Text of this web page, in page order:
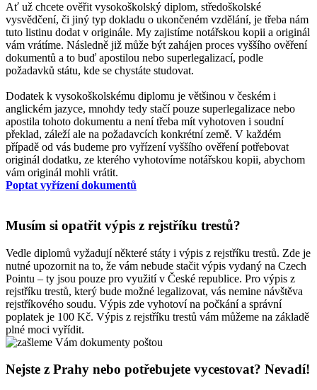
Ať už chcete ověřit vysokoškolský diplom, středoškolské
vysvědčení, či jiný typ dokladu o ukončeném vzdělání, je třeba nám
tuto listinu dodat v originále. My zajistíme notářskou kopii a originál
vám vrátíme. Následně již může být zahájen proces vyššího ověření
dokumentů a to buď apostilou nebo superlegalizací, podle
požadavků státu, kde se chystáte studovat.
Dodatek k vysokoškolskému diplomu je většinou v českém i
anglickém jazyce, mnohdy tedy stačí pouze superlegalizace nebo
apostila tohoto dokumentu a není třeba mít vyhotoven i soudní
překlad, záleží ale na požadavcích konkrétní země. V každém
případě od vás budeme pro vyřízení vyššího ověření potřebovat
originál dodatku, ze kterého vyhotovíme notářskou kopii, abychom
vám originál mohli vrátit.
Poptat vyřízení dokumentů
Musím si opatřit výpis z rejstříku trestů?
Vedle diplomů vyžadují některé státy i výpis z rejstříku trestů. Zde je
nutné upozornit na to, že vám nebude stačit výpis vydaný na Czech
Pointu – ty jsou pouze pro využití v České republice. Pro výpis z
rejstříku trestů, který bude možné legalizovat, vás nemine návštěva
rejstříkového soudu. Výpis zde vyhotoví na počkání a správní
poplatek je 100 Kč. Výpis z rejstříku trestů vám můžeme na základě
plné moci vyřídit.
Nejste z Prahy nebo potřebujete vycestovat? Nevadí!